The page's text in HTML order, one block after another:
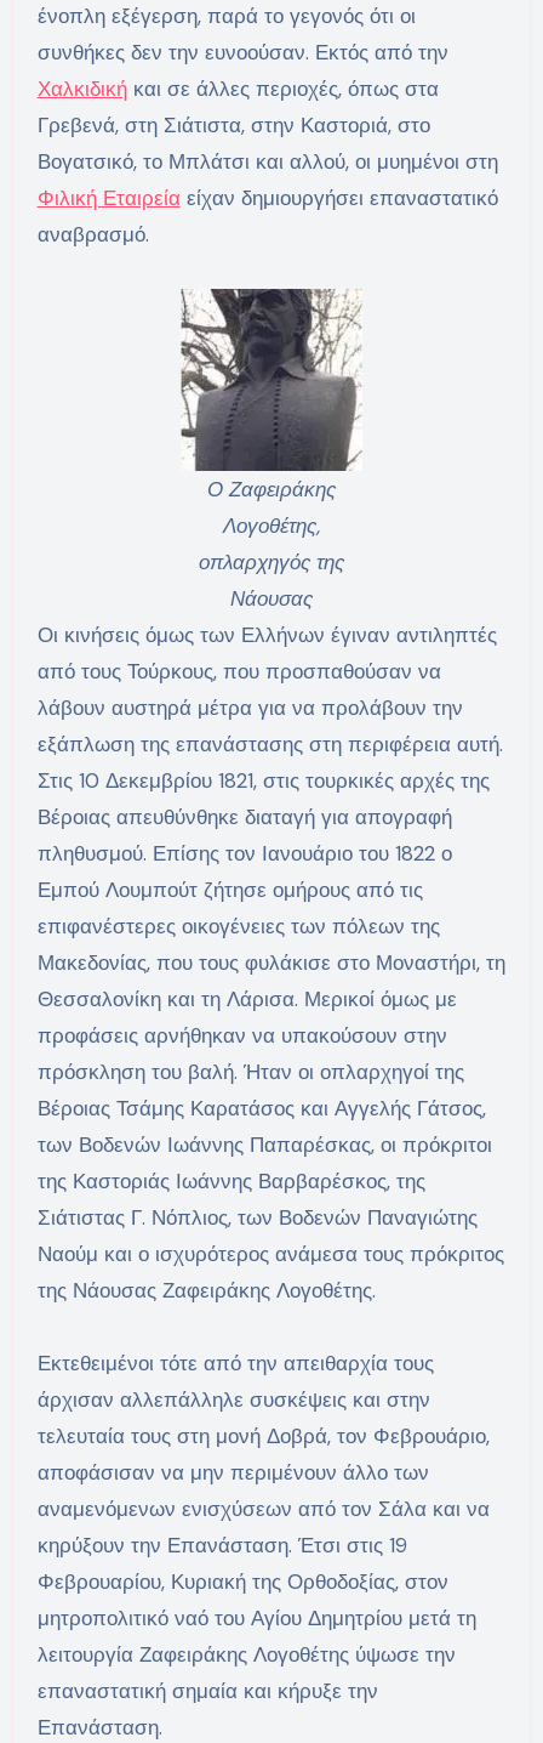
ένοπλη εξέγερση, παρά το γεγονός ότι οι
συνθήκες δεν την ευνοούσαν. Εκτός από την
Χαλκιδικήκαι σε άλλες περιοχές, όπως στα
Γρεβενά, στη Σιάτιστα, στην Καστοριά, στο
Βογατσικό, το Μπλάτσι και αλλού, οι μυημένοι στη
Φιλική Εταιρείαείχαν δημιουργήσει επαναστατικό
αναβρασμό.
Ο Ζαφειράκης
Λογοθέτης,
οπλαρχηγός της
Νάουσας
Οι κινήσεις όμως των Ελλήνων έγιναν αντιληπτές
από τους Τούρκους, που προσπαθούσαν να
λάβουν αυστηρά μέτρα για να προλάβουν την
εξάπλωση της επανάστασης στη περιφέρεια αυτή.
Στις 10 Δεκεμβρίου 1821, στις τουρκικές αρχές της
Βέροιας απευθύνθηκε διαταγή για απογραφή
πληθυσμού. Επίσης τον Ιανουάριο του 1822 ο
Εμπού Λουμπούτ ζήτησε ομήρους από τις
επιφανέστερες οικογένειες των πόλεων της
Μακεδονίας, που τους φυλάκισε στο Μοναστήρι, τη
Θεσσαλονίκη και τη Λάρισα. Μερικοί όμως με
προφάσεις αρνήθηκαν να υπακούσουν στην
πρόσκληση του βαλή. Ήταν οι οπλαρχηγοί της
Βέροιας Τσάμης Καρατάσος και Αγγελής Γάτσος,
των Βοδενών Ιωάννης Παπαρέσκας, οι πρόκριτοι
της Καστοριάς Ιωάννης Βαρβαρέσκος, της
Σιάτιστας Γ. Νόπλιος, των Βοδενών Παναγιώτης
Ναούμ και ο ισχυρότερος ανάμεσα τους πρόκριτος
της Νάουσας Ζαφειράκης Λογοθέτης.
Εκτεθειμένοι τότε από την απειθαρχία τους
άρχισαν αλλεπάλληλε συσκέψεις και στην
τελευταία τους στη μονή Δοβρά, τον Φεβρουάριο,
αποφάσισαν να μην περιμένουν άλλο των
αναμενόμενων ενισχύσεων από τον Σάλα και να
κηρύξουν την Επανάσταση. Έτσι στις 19
Φεβρουαρίου, Κυριακή της Ορθοδοξίας, στον
μητροπολιτικό ναό του Αγίου Δημητρίου μετά τη
λειτουργία Ζαφειράκης Λογοθέτης ύψωσε την
επαναστατική σημαία και κήρυξε την
Επανάσταση.